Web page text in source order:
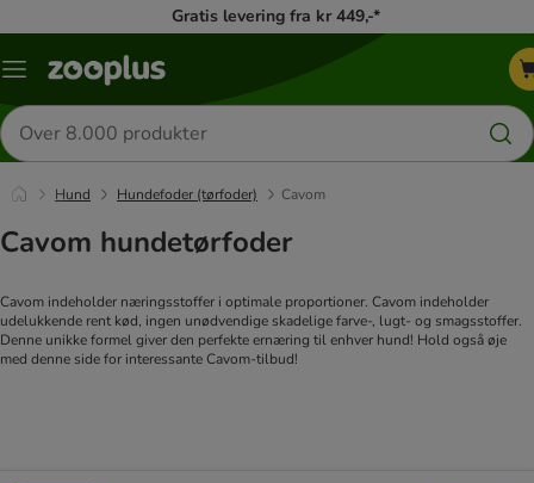
Gratis levering fra kr 449,-*
Menu
Søg
efter
produkter
Hund Hundefoder (tørfoder) Cavom
Cavom hundetørfoder
Cavom indeholder næringsstoffer i optimale proportioner. Cavom indeholder
udelukkende rent kød, ingen unødvendige skadelige farve-, lugt- og smagsstoffer.
Denne unikke formel giver den perfekte ernæring til enhver hund! Hold også øje
med denne side for interessante Cavom-tilbud!